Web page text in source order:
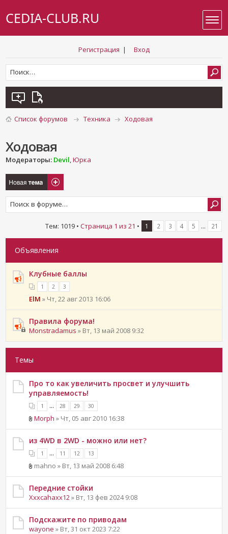
CEDIA-CLUB.RU
Регистрация | Вход
Список форумов Техника Ходовая
Ходовая
Модераторы: Devil,Юрка
Новая тема
Тем: 1019 • Страница 1 из 21 • 1 2 3 4 5 ... 21
Объявления
Клубные баллы
1 2 3
ElM » Чт, 22 авг 2013 16:06
Правила форума!
Monstradamus » Вт, 13 май 2008 9:32
Темы
Про то как увеличить просвет и улучшить
управляемость!
1 ... 28 29 30
Morph » Чт, 05 авг 2010 16:38
из 4WD в 2WD - можно или нет?
1 ... 11 12 13
mahno » Вт, 13 май 2008 6:48
Передние стойки
Xxxcahaxx12 » Вт, 13 фев 2024 9:08
Подскажите по приводам
wayone » Вт, 31 окт 2023 7:22